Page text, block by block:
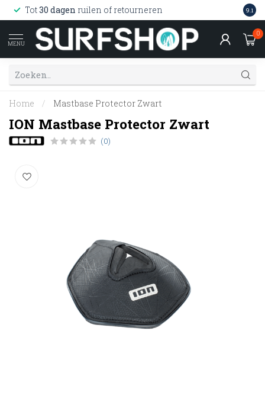
Tot30 dagen ruilen of retourneren 9.1
MENU
0
Home / Mastbase Protector Zwart
ION Mastbase Protector Zwart
(0)